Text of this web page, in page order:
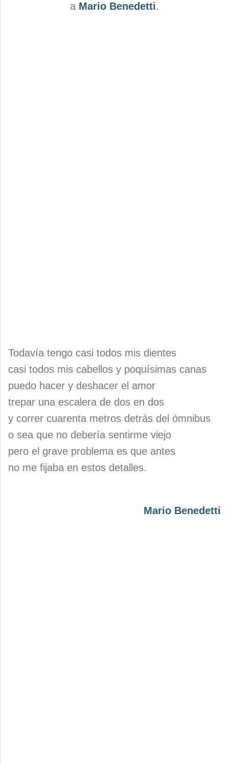
a Mario Benedetti.
Todavía tengo casi todos mis dientes
casi todos mis cabellos y poquísimas canas
puedo hacer y deshacer el amor
trepar una escalera de dos en dos
y correr cuarenta metros detrás del ómnibus
o sea que no debería sentirme viejo
pero el grave problema es que antes
no me fijaba en estos detalles.
Mario Benedetti